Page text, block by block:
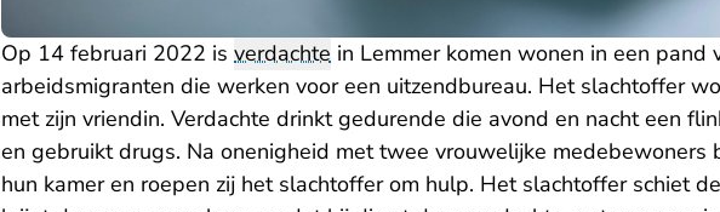
Op 14 februari 2022 is verdachte in Lemmer komen wonen in een pand
arbeidsmigranten die werken voor een uitzendbureau. Het slachtoffer
met zijn vriendin. Verdachte drinkt gedurende die avond en nacht een
en gebruikt drugs. Na onenigheid met twee vrouwelijke medebewoners
hun kamer en roepen zij het slachtoffer om hulp. Het slachtoffer schiet